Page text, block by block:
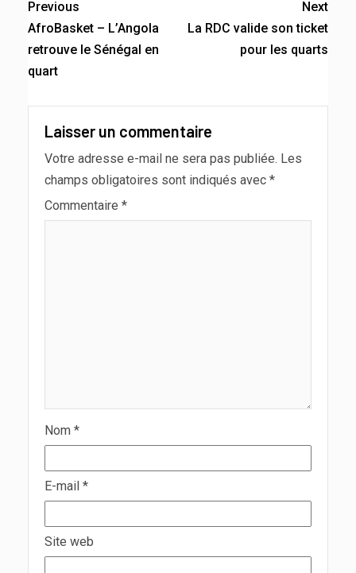
Previous
AfroBasket – L’Angola
retrouve le Sénégal en
quart
Next
La RDC valide son ticket
pour les quarts
Laisser un commentaire
Votre adresse e-mail ne sera pas publiée. Les
champs obligatoires sont indiqués avec *
Commentaire *
Nom *
E-mail *
Site web